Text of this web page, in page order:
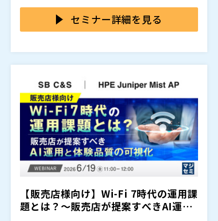
商標または未登録商標です。『トランスフォーマー』お
よび関連キャラクターは、HasbroおよびParamount P
す。『ミッション：インポッシブル』および『ワイル
ド・スピード』は、Paramount PicturesおよびUnive
zzardは、Warner Bros. Entertainment Inc.の商標
です。Nutanix, Inc.およびこのイベントは、Paramou
nt Pictures、DreamWorks Pictures、Universal Pic
tures、Warner Bros.、またはHasbroと提携、資金提
供、または推奨の関係にありません。ここで言及されて
いるその他すべてのブランド名は識別目的のみであり、
それぞれの所有者の商標である可能性があります。追加
の画像は、Corey Eubanksが提供し、所有していま
少なくありません。
ウが特定担当者に偏りやすい傾向があります。結果とし
て、コンテナを活用したくても、管理の難しさや属人化
す。
M・GPUをWeb GUIで一元管理することで、AI基盤の運
用負荷を軽減する方法を解説します。VM中心の運用を
とで、仮想化ライセンス費用やGPUリソースの無駄を抑
える考え方をご紹介します。また、アプライアンス製品
設定の負担を抑え、AI基盤の運用を始めやすくします。
マジセミ株式会社（）
※共催、協賛、協力、講演企業は将来的に追加、削除さ
セミナー詳細を見る
【販売店様向け】Wi-Fi 7時代の運用課
題とは？〜販売店が提案すべきAI運用